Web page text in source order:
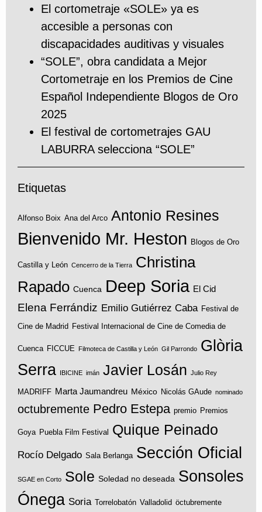
El cortometraje «SOLE» ya es
accesible a personas con
discapacidades auditivas y visuales
“SOLE”, obra candidata a Mejor
Cortometraje en los Premios de Cine
Español Independiente Blogos de Oro
2025
El festival de cortometrajes GAU
LABURRA selecciona “SOLE”
Etiquetas
Alfonso Boix Ana del Arco Antonio Resines
Bienvenido Mr. Heston Blogos de Oro
Castilla y León Cencerro de la Tierra Christina
Rapado Cuenca Deep Soria El Cid
Elena Ferrándiz Emilio Gutiérrez Caba Festival de
Cine de Madrid Festival Internacional de Cine de Comedia de
Cuenca FICCUE Filmoteca de Castilla y León Gil Parrondo Glòria
Serra IBICINE imán Javier Losán Julio Rey
MADRIFF Marta Jaumandreu México Nicolás GAude nominado
octubremente Pedro Estepa premio Premios
Goya Puebla Film Festival Quique Peinado
Rocío Delgado Sala Berlanga Sección Oficial
SGAE en Corto Sole Soledad no deseada Sonsoles
Ónega Soria Torrelobatón Valladolid öctubremente